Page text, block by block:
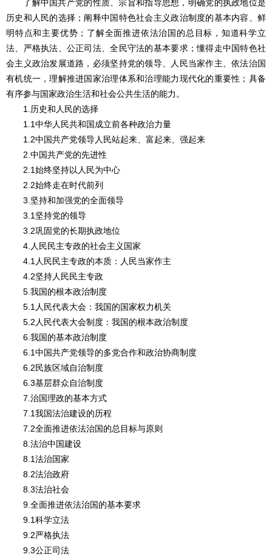
了解中国共产党的性质、宗旨和指导思想，明确党的执政地位是
历史和人民的选择；阐释中国特色社会主义政治制度的基本内容、鲜
明特点和主要优势；了解全面推进依法治国的总目标，知道科学立
法、严格执法、公正司法、全民守法的基本要求；懂得走中国特色社
会主义政治发展道路，必须坚持党的领导、人民当家作主、依法治国
有机统一，理解推进国家治理体系和治理能力现代化的重要性；具备
有序参与国家政治生活和社会公共生活的能力。
1.历史和人民的选择
1.1中华人民共和国成立前各种政治力量
1.2中国共产党领导人民站起来、富起来、强起来
2.中国共产党的先进性
2.1始终坚持以人民为中心
2.2始终走在时代前列
3.坚持和加强党的全面领导
3.1坚持党的领导
3.2巩固党的长期执政地位
4.人民民主专政的社会主义国家
4.1人民民主专政的本质：人民当家作主
4.2坚持人民民主专政
5.我国的根本政治制度
5.1人民代表大会：我国的国家权力机关
5.2人民代表大会制度：我国的根本政治制度
6.我国的基本政治制度
6.1中国共产党领导的多党合作和政治协商制度
6.2民族区域自治制度
6.3基层群众自治制度
7.治国理政的基本方式
7.1我国法治建设的历程
7.2全面推进依法治国的总目标与原则
8.法治中国建设
8.1法治国家
8.2法治政府
8.3法治社会
9.全面推进依法治国的基本要求
9.1科学立法
9.2严格执法
9.3公正司法